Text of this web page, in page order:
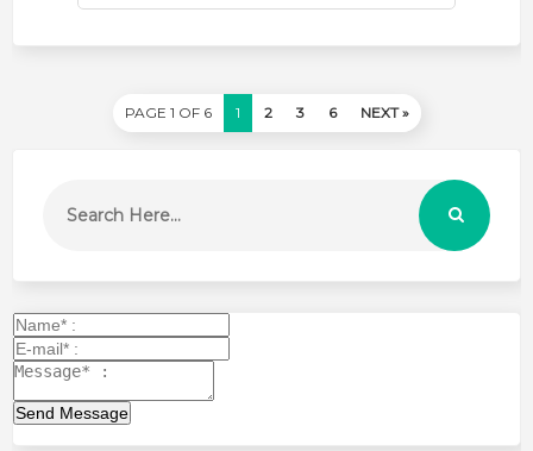
PAGE 1 OF 6 1 2 3 6 NEXT »
Send Message